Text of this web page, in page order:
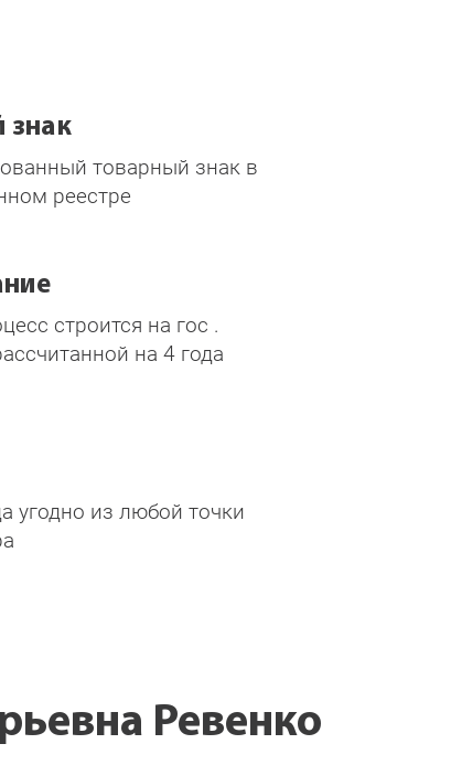
знак
товарный знак в
реестре
строится на гос .
на 4 года
угодно из любой точки
Ревенко